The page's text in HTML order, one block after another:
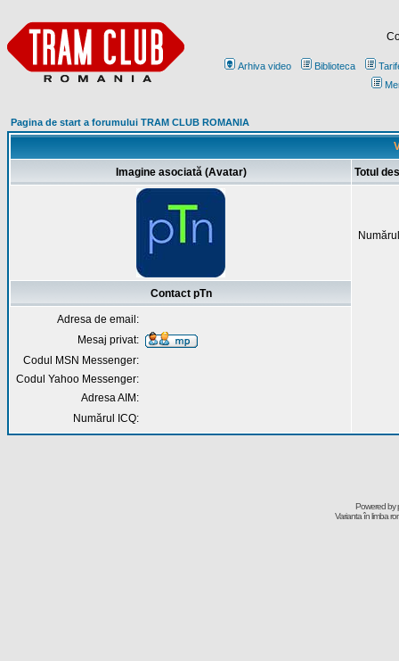
Arhiva video Biblioteca
Pagina de start a forumului TRAM CLUB ROMANIA
Imagine asociată (Avatar) Totul
Contact pTn
Adresa de email:
Mesaj privat:
Codul MSN Messenger:
Codul Yahoo Messenger:
Adresa AIM:
Numărul ICQ:
Powered by
Varianta în limba